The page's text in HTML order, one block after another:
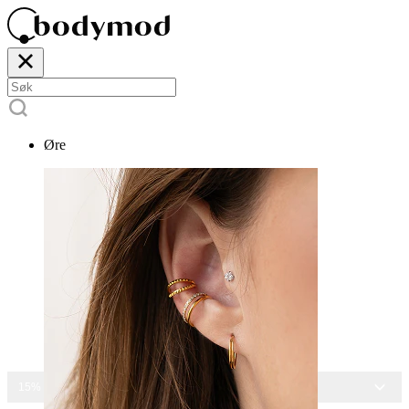
Øre
15% RABATT PÅ ALLE SMYKKER